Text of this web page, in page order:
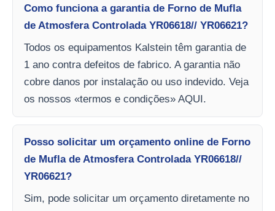
Como funciona a garantia de Forno de Mufla
de Atmosfera Controlada YR06618// YR06621?
Todos os equipamentos Kalstein têm garantia de
1 ano contra defeitos de fabrico. A garantia não
cobre danos por instalação ou uso indevido. Veja
os nossos «termos e condições» AQUI.
Posso solicitar um orçamento online de Forno
de Mufla de Atmosfera Controlada YR06618//
YR06621?
Sim, pode solicitar um orçamento diretamente no